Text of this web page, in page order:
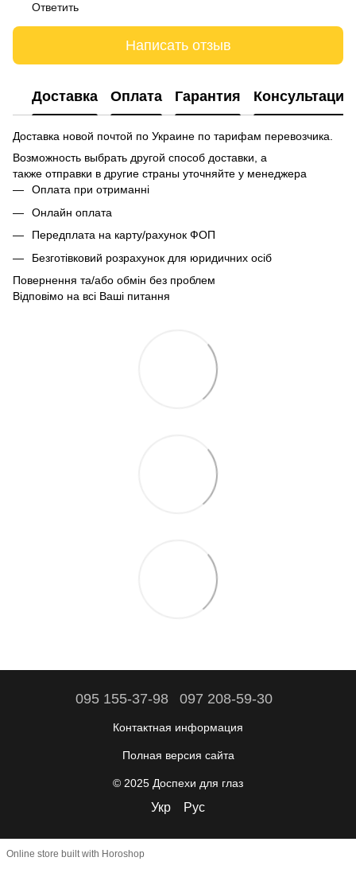
Ответить
Написать отзыв
Доставка Оплата Гарантия Консультация
Доставка новой почтой по Украине по тарифам перевозчика.
Возможность выбрать другой способ доставки, а
также отправки в другие страны уточняйте у менеджера
Оплата при отриманні
Онлайн оплата
Передплата на карту/рахунок ФОП
Безготівковий розрахунок для юридичних осіб
Повернення та/або обмін без проблем
Відповімо на всі Ваші питання
095 155-37-98 097 208-59-30
Контактная информация
Полная версия сайта
© 2025 Доспехи для глаз
Укр Рус
Online store built with Horoshop